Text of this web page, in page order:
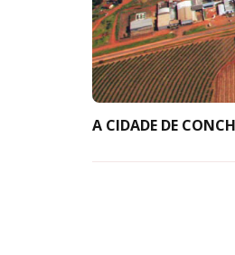
A CIDADE DE